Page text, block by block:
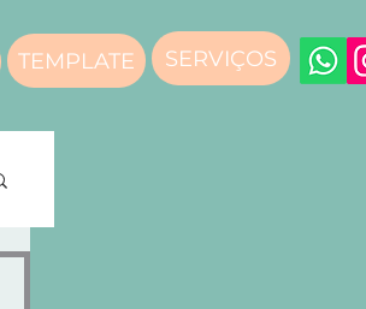
TEMPLATE SERVIÇOS